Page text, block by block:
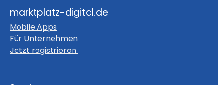
marktplatz-digital.de
Mobile Apps
Für Unternehmen
Jetzt registrieren